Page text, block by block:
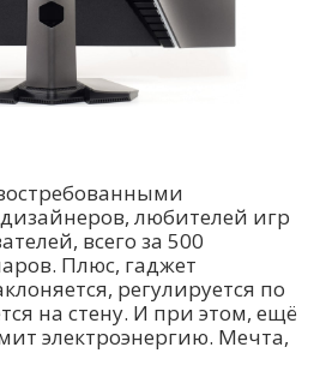
любителей игр
всего за 500
Плюс, гаджет
регулируется по
на стену. И при этом, ещё
электроэнергию. Мечта,